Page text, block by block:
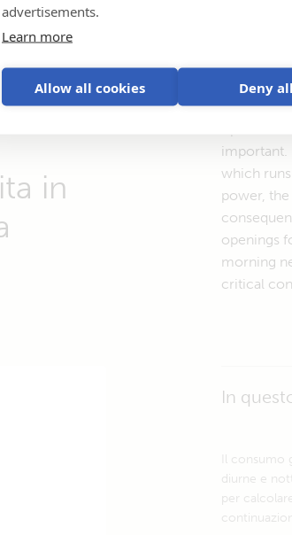
advertisements.
Learn more
Allow all cookies Deny all
e
in
Remote
important.
which
power,
openings
morning
critical
In
Il consumo
diurne e
per